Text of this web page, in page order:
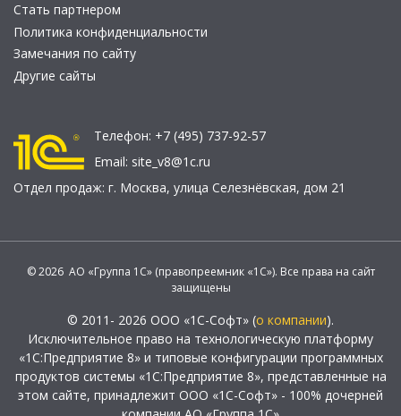
Стать партнером
Политика конфиденциальности
Замечания по сайту
Другие сайты
Телефон: +7 (495) 737-92-57
Email: site_v8@1c.ru
Отдел продаж: г. Москва, улица Селезнёвская, дом 21
© 2026 АО «Группа 1С» (правопреемник «1С»). Все права на сайт
защищены
© 2011- 2026 ООО «1С-Софт» (о компании).
Исключительное право на технологическую платформу
«1С:Предприятие 8» и типовые конфигурации программных
продуктов системы «1С:Предприятие 8», представленные на
этом сайте, принадлежит ООО «1С-Софт» - 100% дочерней